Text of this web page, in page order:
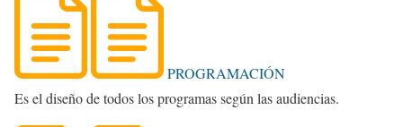
PROGRAMACIÓN
Es el diseño de todos los programas según las audiencias.